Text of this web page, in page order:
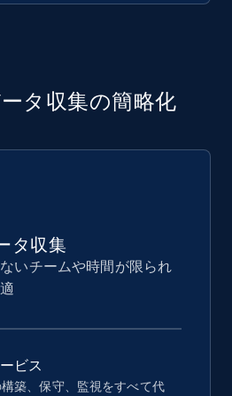
タ収集の簡略化
タ収集
いチームや時間が限られ
ビス
築、保守、監視をすべて代